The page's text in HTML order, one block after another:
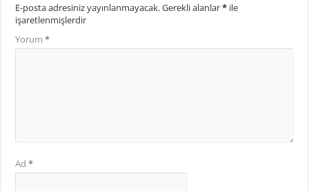
E-posta adresiniz yayınlanmayacak.Gerekli alanlar* ile
işaretlenmişlerdir
Yorum*
Ad*